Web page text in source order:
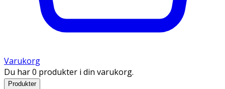
Varukorg
Du har 0 produkter i din varukorg.
Produkter